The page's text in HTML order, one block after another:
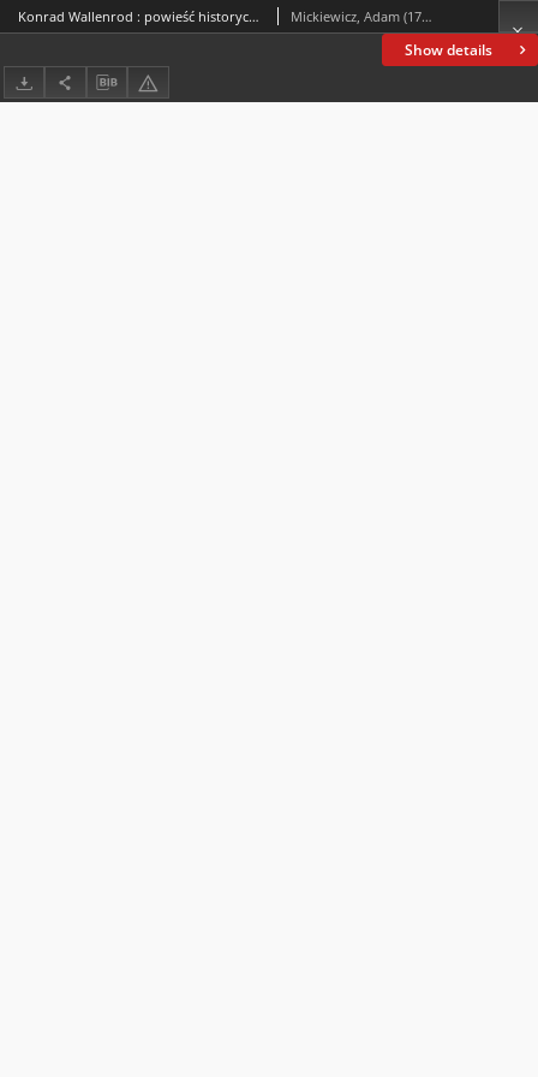
Show details
Konrad Wallenrod : powieść historyczna z dziejów litewskich i pruskich Mickiewicz, Adam (1798-1855)